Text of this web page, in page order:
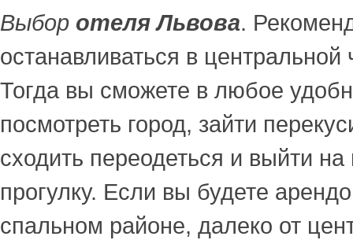
Выбор отеля Львова.
останавливаться в центральной
Тогда вы сможете в любое
посмотреть город, зайти
сходить переодеться и выйти
прогулку. Если вы будете
спальном районе, далеко от